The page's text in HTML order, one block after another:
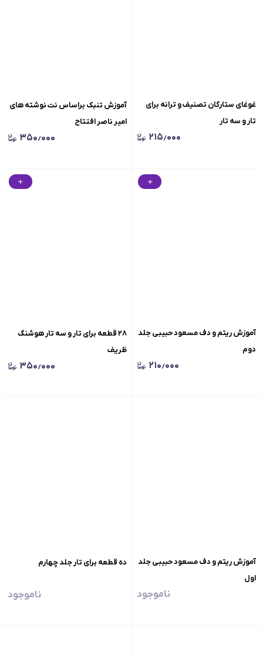
غوغای ستارگان تصنیف و ترانه برای
تار و سه تار
۲۱۵٫۰۰۰
آموزش تنبک براساس نت نوشته های
امیر ناصر افتتاح
۳۵۰٫۰۰۰
آموزش ریتم و دف مسعود حبیبی جلد
دوم
۲۱۰٫۰۰۰
۲۸ قطعه برای تار و سه تار هوشنگ
ظریف
۳۵۰٫۰۰۰
آموزش ریتم و دف مسعود حبیبی جلد
اول
ناموجود
ده قطعه برای تار جلد چهارم
ناموجود